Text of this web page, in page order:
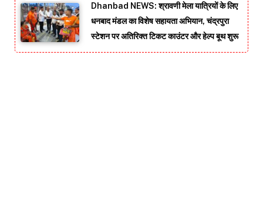
Dhanbad NEWS: श्रावणी मेला यात्रियों के लिए
धनबाद मंडल का विशेष सहायता अभियान, चंद्रपुरा
स्टेशन पर अतिरिक्त टिकट काउंटर और हेल्प बूथ शुरू